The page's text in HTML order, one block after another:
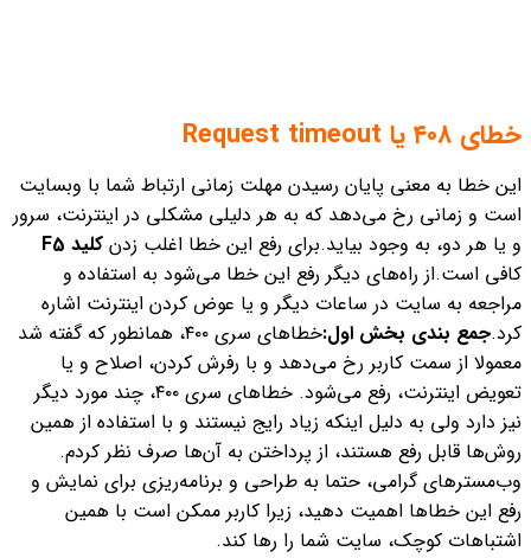
خطای ۴۰۸ یا Request timeout
این خطا به معنی پایان رسیدن مهلت زمانی ارتباط شما با وبسایت
است و زمانی رخ می‌دهد که به هر دلیلی مشکلی در اینترنت، سرور
و یا هر دو، به وجود بیاید.برای رفع این خطا اغلب زدن کلید F5
کافی است.از راه‌های دیگر رفع این خطا می‌شود به استفاده و
مراجعه به سایت در ساعات دیگر و یا عوض کردن اینترنت اشاره
کرد.جمع بندی بخش اول:
خطاهای سری ۴۰۰، همانطور که گفته شد
معمولا از سمت کاربر رخ می‌دهد و با رفرش کردن، اصلاح و یا
تعویض اینترنت، رفع می‌شود.
خطاهای سری ۴۰۰، چند مورد دیگر
نیز دارد ولی به دلیل اینکه زیاد رایج نیستند و با استفاده از همین
روش‌ها قابل رفع هستند، از پرداختن به آن‌ها صرف نظر کردم.
وب‌مسترهای گرامی، حتما به طراحی و برنامه‌ریزی برای نمایش و
رفع این خطاها اهمیت دهید، زیرا کاربر ممکن است با همین
اشتباهات کوچک، سایت شما را رها کند.